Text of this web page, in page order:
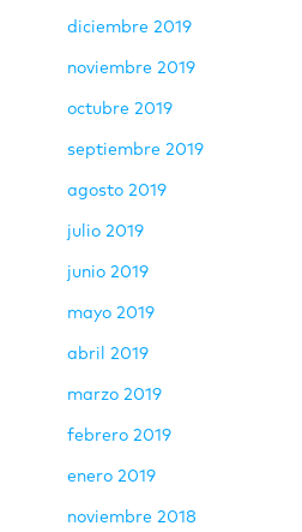
diciembre 2019
noviembre 2019
octubre 2019
septiembre 2019
agosto 2019
julio 2019
junio 2019
mayo 2019
abril 2019
marzo 2019
febrero 2019
enero 2019
noviembre 2018